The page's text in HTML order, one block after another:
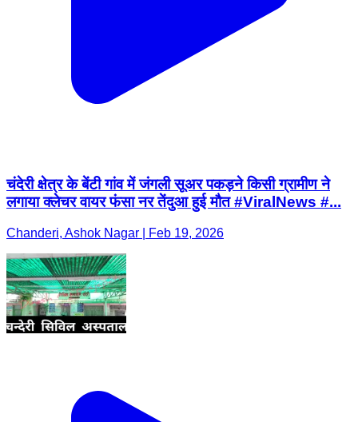
चंदेरी क्षेत्र के बेंटी गांव में जंगली सूअर पकड़ने किसी ग्रामीण ने
लगाया क्लेचर वायर फंसा नर तेंदुआ हुई मौत #ViralNews #...
Chanderi, Ashok Nagar | Feb 19, 2026